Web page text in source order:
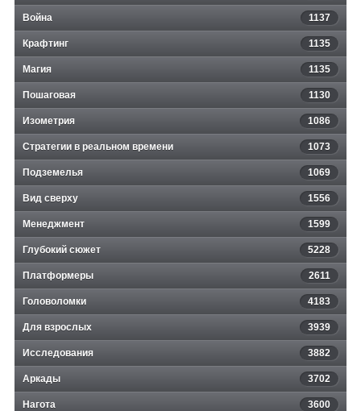
Война 1137
Крафтинг 1135
Магия 1135
Пошаговая 1130
Изометрия 1086
Стратегии в реальном времени 1073
Подземелья 1069
Вид сверху 1556
Менеджмент 1599
Глубокий сюжет 5228
Платформеры 2611
Головоломки 4183
Для взрослых 3939
Исследования 3882
Аркады 3702
Нагота 3600